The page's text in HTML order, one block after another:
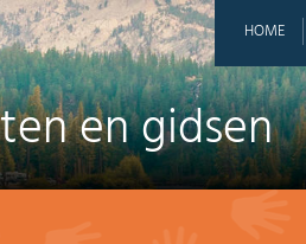
en gidsen
HOME